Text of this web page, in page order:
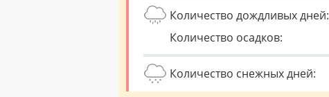
Количество дождливых дней:
Количество осадков:
Количество снежных дней: